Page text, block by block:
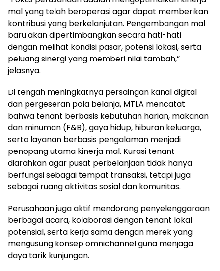
mal yang telah beroperasi agar dapat memberikan
kontribusi yang berkelanjutan. Pengembangan mal
baru akan dipertimbangkan secara hati-hati
dengan melihat kondisi pasar, potensi lokasi, serta
peluang sinergi yang memberi nilai tambah,”
jelasnya.
Di tengah meningkatnya persaingan kanal digital
dan pergeseran pola belanja, MTLA mencatat
bahwa tenant berbasis kebutuhan harian, makanan
dan minuman (F&B), gaya hidup, hiburan keluarga,
serta layanan berbasis pengalaman menjadi
penopang utama kinerja mal. Kurasi tenant
diarahkan agar pusat perbelanjaan tidak hanya
berfungsi sebagai tempat transaksi, tetapi juga
sebagai ruang aktivitas sosial dan komunitas.
Perusahaan juga aktif mendorong penyelenggaraan
berbagai acara, kolaborasi dengan tenant lokal
potensial, serta kerja sama dengan merek yang
mengusung konsep omnichannel guna menjaga
daya tarik kunjungan.